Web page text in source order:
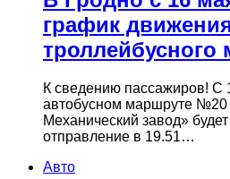
график
троллейбусного
К сведению пассажиров! С
автобусном маршруте №20
Механический завод»
отправление в 19.51…
Авто